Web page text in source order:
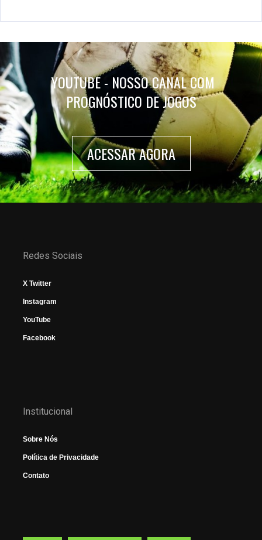
YOUTUBE - NOSSO CANAL COM
PROGNÓSTICO DE JOGOS
ACESSAR AGORA
Redes Sociais
X Twitter
Instagram
YouTube
Facebook
Institucional
Sobre Nós
Política de Privacidade
Contato